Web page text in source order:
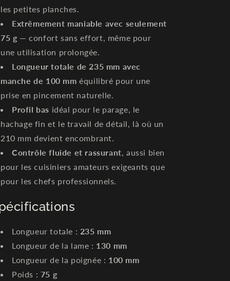
les petites planches.
Extrêmement maniable avec seulement
75 g — confort sans effort, même pour
une utilisation prolongée.
Longueur totale de 235 mm avec
manche de 100 mm équilibré pour une
prise en pincement naturelle.
Profil bas idéal pour le parage, le
hachage fin et le travail de détail, là où un
210 mm devient encombrant.
Contrôle fluide et rassurant , aussi bien
pour les cuisiniers amateurs exigeants que
pour les chefs professionnels.
Longueur totale : 235 mm
Longueur de la lame : 130 mm
Longueur de la poignée : 100 mm
Poids : 75 g